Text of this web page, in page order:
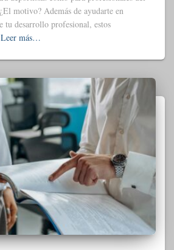
motivo? Además de ayudarte en
tu desarrollo profesional, estos
Leer más…